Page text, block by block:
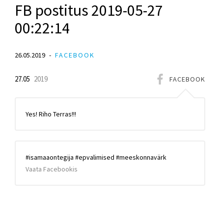
FB postitus 2019-05-27
00:22:14
26.05.2019 FACEBOOK
FACEBOOK
27.05 2019
Yes! Riho Terras!!!
#isamaaontegija #epvalimised #meeskonnavärk
Vaata Facebookis